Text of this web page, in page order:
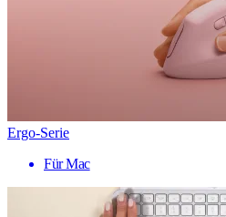
Ergo-Serie
Für Mac